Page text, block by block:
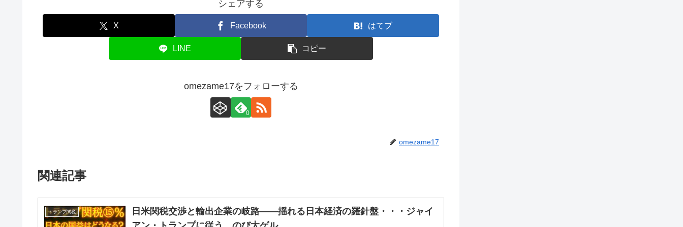
シェアする
X Facebook はてブ
LINE コピー
omezame17をフォローする
0
omezame17
関連記事
トランプ関税
日米関税交渉と輸出企業の岐路——揺れる日本経済の羅針盤・・・ジャイ